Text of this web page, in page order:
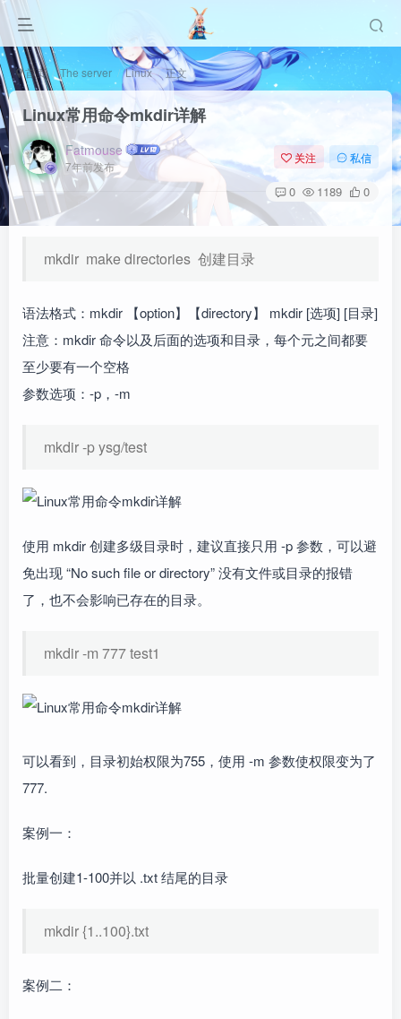
首页 The server Linux 正文
Linux常用命令mkdir详解
Fatmouse
7年前发布
关注 私信
0 1189 0
mkdir make directories 创建目录
语法格式：mkdir 【option】【directory】 mkdir [选项] [目录]
注意：mkdir 命令以及后面的选项和目录，每个元之间都要
至少要有一个空格
参数选项：-p，-m
mkdir -p ysg/test
使用 mkdir 创建多级目录时，建议直接只用 -p 参数，可以避
免出现 “No such file or directory” 没有文件或目录的报错
了，也不会影响已存在的目录。
mkdir -m 777 test1
可以看到，目录初始权限为755，使用 -m 参数使权限变为了
777.
案例一：
批量创建1-100并以 .txt 结尾的目录
mkdir {1..100}.txt
案例二：